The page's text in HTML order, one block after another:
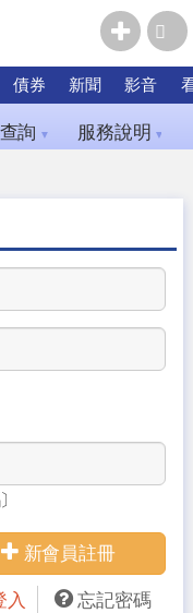
債券 新聞 影音
詢 ▼ 服務說明 ▼
新會員註冊
入 忘記密碼